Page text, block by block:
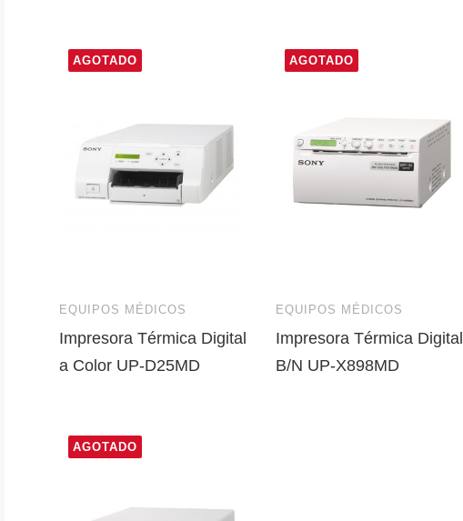
AGOTADO
EQUIPOS MÉDICOS
Impresora Térmica Digital
a Color UP-D25MD
AGOTADO
EQUIPOS MÉDICOS
Impresora Térmica Digital
B/N UP-X898MD
AGOTADO